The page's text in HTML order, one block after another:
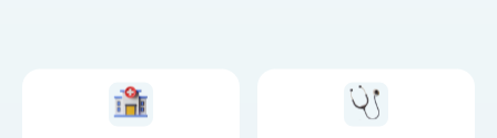
aworan aworan